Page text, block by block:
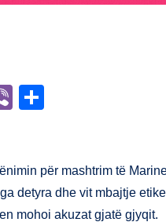
Vi
e
për mashtrim të
detyra dhe vit mbajtje
mohoi akuzat gjatë gjyqit.